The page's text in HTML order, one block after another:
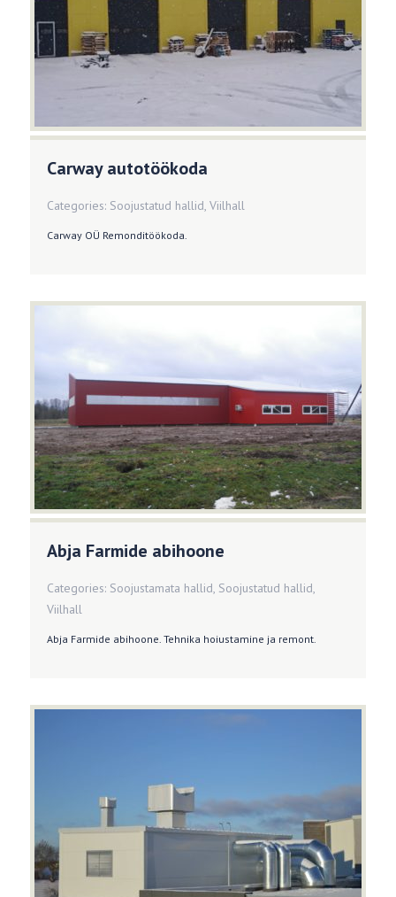
Carway autotöökoda
Categories: Soojustatud hallid, Viilhall
Carway OÜ Remonditöökoda.
Abja Farmide abihoone
Categories: Soojustamata hallid, Soojustatud hallid,
Viilhall
Abja Farmide abihoone. Tehnika hoiustamine ja remont.